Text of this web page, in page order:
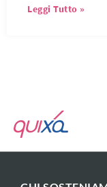
Leggi Tutto »